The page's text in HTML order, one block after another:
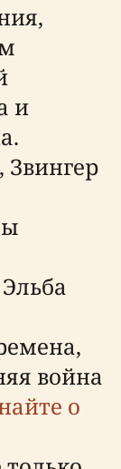
и
Звингер
война
о